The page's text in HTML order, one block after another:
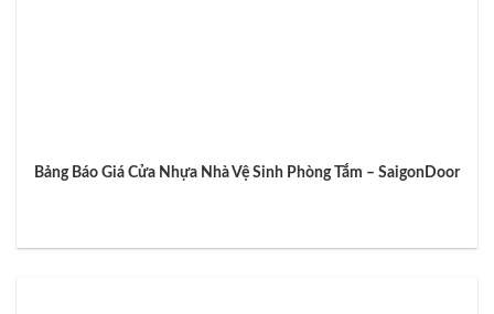
Bảng Báo Giá Cửa Nhựa Nhà Vệ Sinh Phòng Tắm – SaigonDoor‎